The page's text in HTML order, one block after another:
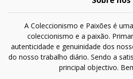
A Coleccionismo e Paixões é
coleccionismo e a paixão.
autenticidade e genuinidade dos
do nosso trabalho diário. Sendo a
principal objectivo.